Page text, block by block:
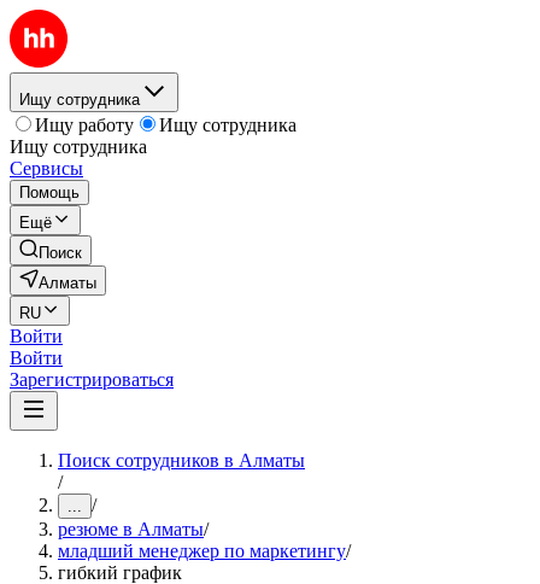
Ищу сотрудника
Ищу работу
Ищу сотрудника
Ищу сотрудника
Сервисы
Помощь
Ещё
Поиск
Алматы
RU
Войти
Войти
Зарегистрироваться
Поиск сотрудников в Алматы
/
... /
резюме в Алматы/
младший менеджер по маркетингу/
гибкий график